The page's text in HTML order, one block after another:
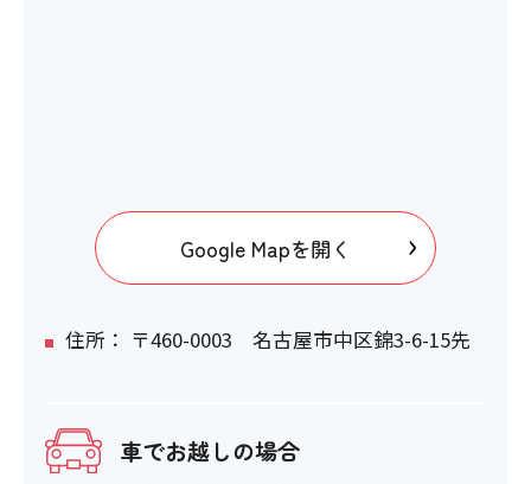
Google Mapを開く
住所： 〒460-0003 名古屋市中区錦3-6-15先
車でお越しの場合